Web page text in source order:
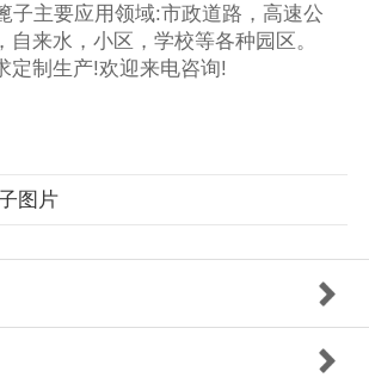
子主要应用领域:市政道路，高速公
自来水，小区，学校等各种园区。
定制生产!欢迎来电咨询!
图片